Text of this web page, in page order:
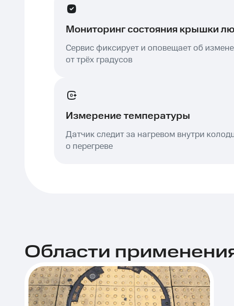
Мониторинг состояния крышки
Сервис фиксирует и оповещает об
от трёх градусов
Измерение температуры
Датчик следит за нагревом внутри
о перегреве
Области